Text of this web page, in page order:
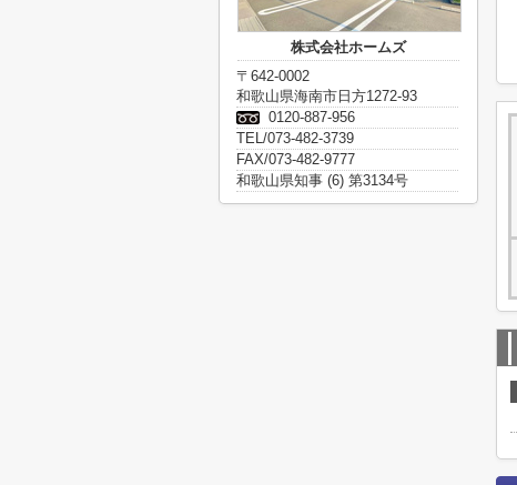
株式会社ホームズ
〒642-0002
和歌山県海南市日方1272-93
0120-887-956
TEL/073-482-3739
FAX/073-482-9777
和歌山県知事 (6) 第3134号